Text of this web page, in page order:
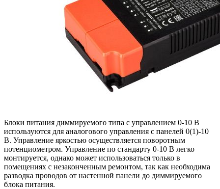
Блоки питания диммируемого типа с управлением 0-10 В
используются для аналогового управления с панелей 0(1)-10
В. Управление яркостью осуществляется поворотным
потенциометром. Управление по стандарту 0-10 В легко
монтируется, однако может использоваться только в
помещениях с незаконченным ремонтом, так как необходима
разводка проводов от настенной панели до диммируемого
блока питания.